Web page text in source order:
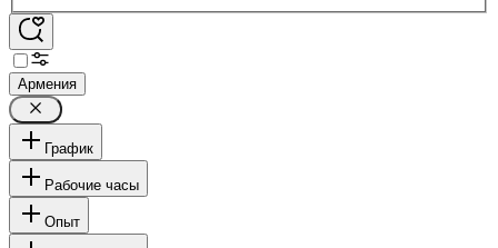
Армения
График
Рабочие часы
Опыт